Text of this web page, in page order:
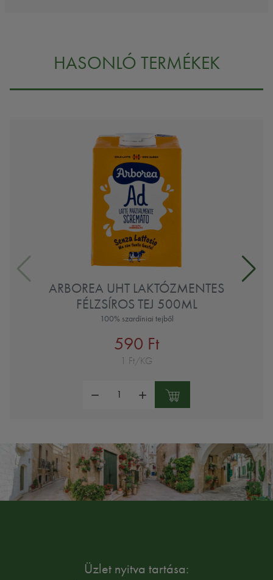
HASONLÓ TERMÉKEK
ARBOREA UHT LAKTÓZMENTES
FÉLZSÍROS TEJ 500ML
100% szardíniai tejből
590 Ft
1 Ft/KG
Üzlet nyitva tartása: